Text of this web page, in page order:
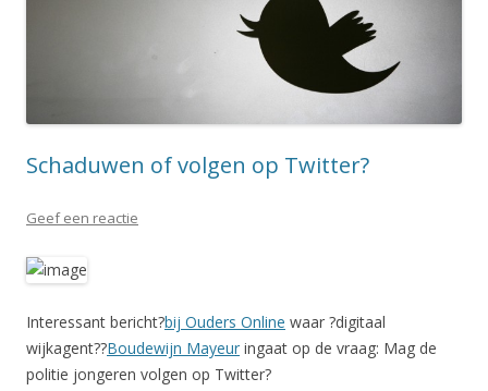
Schaduwen of volgen op Twitter?
Geef een reactie
Interessant bericht?bij Ouders Online waar ?digitaal
wijkagent??Boudewijn Mayeur ingaat op de vraag: Mag de
politie jongeren volgen op Twitter?